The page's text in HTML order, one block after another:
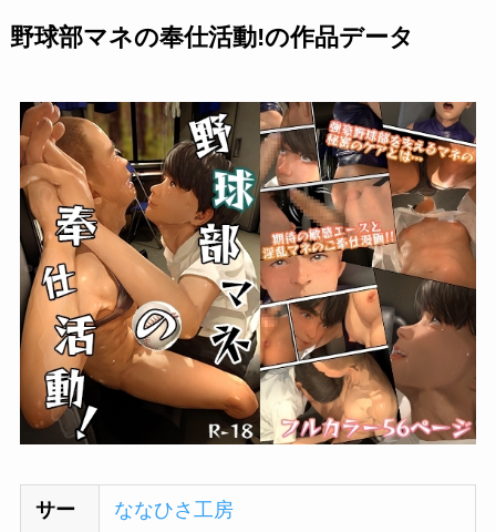
野球部マネの奉仕活動!の作品データ
サー
ななひさ工房